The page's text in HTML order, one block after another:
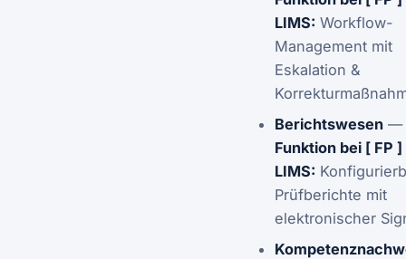
LIMS: Workflow-
Management mit
Eskalation &
Berichtswesen—
Funktion bei [ FP
LIMS:
Prüfberichte mit
elektronischer